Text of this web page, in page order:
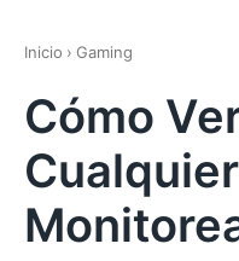
Inicio › Gaming
Cómo
Cualquier